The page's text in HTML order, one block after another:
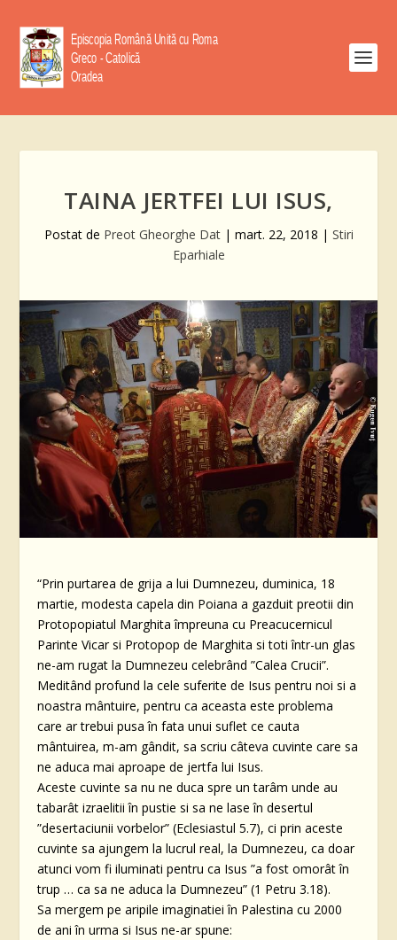
TAINA JERTFEI LUI ISUS,
Postat de Preot Gheorghe Dat| mart. 22, 2018 | Stiri
Eparhiale
“Prin purtarea de grija a lui Dumnezeu, duminica, 18
martie, modesta capela din Poiana a gazduit preotii din
Protopopiatul Marghita împreuna cu Preacucernicul
Parinte Vicar si Protopop de Marghita si toti într-un glas
ne-am rugat la Dumnezeu celebrând ”Calea Crucii”.
Meditând profund la cele suferite de Isus pentru noi si a
noastra mântuire, pentru ca aceasta este problema
care ar trebui pusa în fata unui suflet ce cauta
mântuirea, m-am gândit, sa scriu câteva cuvinte care sa
ne aduca mai aproape de jertfa lui Isus.
Aceste cuvinte sa nu ne duca spre un tarâm unde au
tabarât izraelitii în pustie si sa ne lase în desertul
”desertaciunii vorbelor” (Eclesiastul 5.7), ci prin aceste
cuvinte sa ajungem la lucrul real, la Dumnezeu, ca doar
atunci vom fi iluminati pentru ca Isus ”a fost omorât în
trup … ca sa ne aduca la Dumnezeu” (1 Petru 3.18).
Sa mergem pe aripile imaginatiei în Palestina cu 2000
de ani în urma si Isus ne-ar spune: